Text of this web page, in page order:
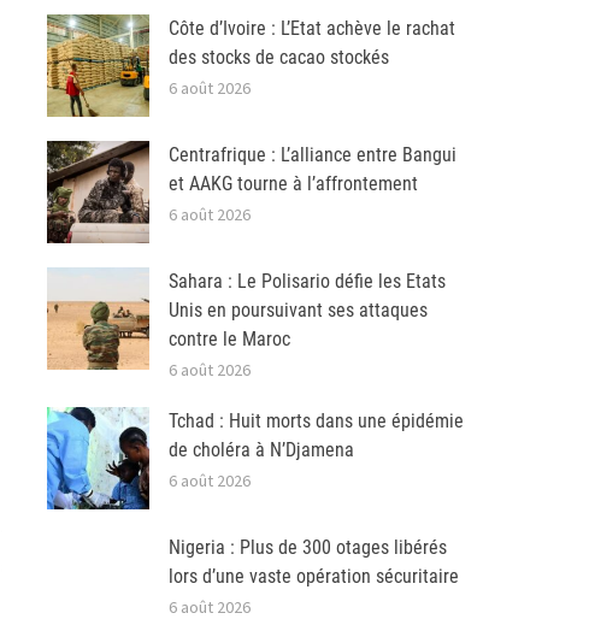
Côte d’Ivoire : L’Etat achève le rachat
des stocks de cacao stockés
6 août 2026
Centrafrique : L’alliance entre Bangui
et AAKG tourne à l’affrontement
6 août 2026
Sahara : Le Polisario défie les Etats
Unis en poursuivant ses attaques
contre le Maroc
6 août 2026
Tchad : Huit morts dans une épidémie
de choléra à N’Djamena
6 août 2026
Nigeria : Plus de 300 otages libérés
lors d’une vaste opération sécuritaire
6 août 2026